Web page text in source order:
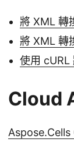
將 XML 轉
將 XML 轉
使用 cURL
Cloud